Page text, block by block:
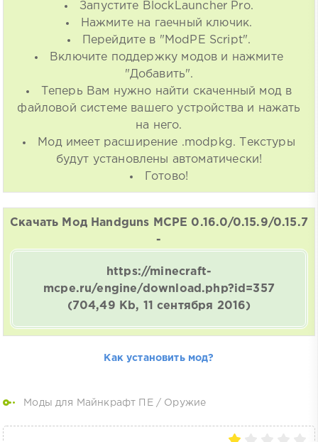
Запустите BlockLauncher Pro.
Нажмите на гаечный ключик.
Перейдите в "ModPE Script".
Включите поддержку модов и нажмите
"Добавить".
Теперь Вам нужно найти скаченный мод в
файловой системе вашего устройства и нажать
на него.
Мод имеет расширение .modpkg. Текстуры
будут установлены автоматически!
Готово!
Скачать Мод Handguns MCPE 0.16.0/0.15.9/0.15.7
-
https://minecraft-
mcpe.ru/engine/download.php?id=357
(704,49 Kb, 11 сентября 2016)
Как установить мод?
Моды для Майнкрафт ПЕ / Оружие